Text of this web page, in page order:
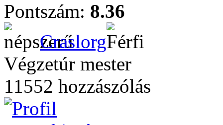
Pontszám: 8.36
Craslorg
Végzetúr mester
11552 hozzászólás